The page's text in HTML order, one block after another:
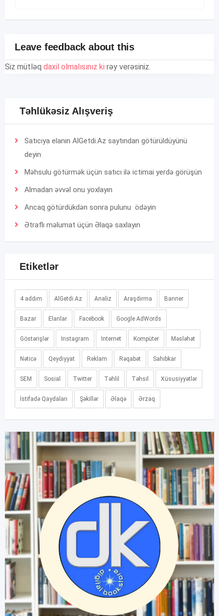
Leave feedback about this
Siz mütləq daxil olmalısınız ki rəy verəsiniz.
Təhlükəsiz Alışveriş
Satıcıya elanın AlGetdi.Az saytından götürüldüyünü
deyin
Məhsulu götürmək üçün satıcı ilə ictimai yerdə görüşün
Almadan əvvəl onu yoxlayın
Ancaq götürdükdən sonra pulunu ödəyin
Ətraflı məlumat üçün Əlaqə saxlayın
Etiketlər
4 addım AlGetdi.Az Analiz Araşdırma Banner
Bazar Elanlar Facebook Google AdWords
Göstərişlər Instagram Internet Kompüter Məsləhət
Nəticə Qeydiyyat Reklam Rəqabət Sahibkar
SEM Sosial Twitter Təhlil Təhsil Xüsusiyyətlər
İstifadə Qaydaları Şəkillər Əlaqə Ərzaq